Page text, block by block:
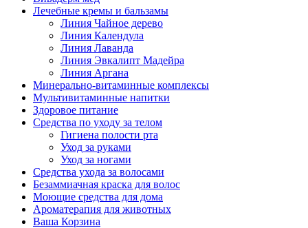
Лечебные кремы и бальзамы
Линия Чайное дерево
Линия Календула
Линия Лаванда
Линия Эвкалипт Мадейра
Линия Аргана
Минерально-витаминные комплексы
Мультивитаминные напитки
Здоровое питание
Средства по уходу за телом
Гигиена полости рта
Уход за руками
Уход за ногами
Средства ухода за волосами
Безаммиачная краска для волос
Моющие средства для дома
Ароматерапия для животных
Ваша Корзина